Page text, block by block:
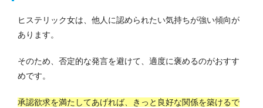
ヒステリック女は、他人に認められたい気持ちが強い傾向が
あります。
そのため、否定的な発言を避けて、適度に褒めるのがおすす
めです。
承認欲求を満たしてあげれば、きっと良好な関係を築けるで